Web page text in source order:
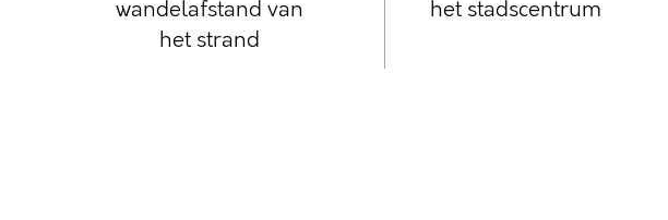
wandelafstand van
het strand
het stadscentrum